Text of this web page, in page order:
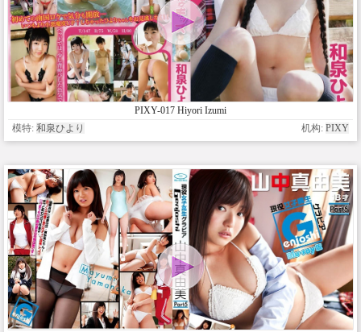
PIXY-017 Hiyori Izumi
模特: 和泉ひより 机构: PIXY